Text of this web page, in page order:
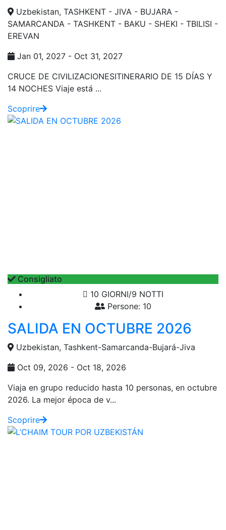
Uzbekistan, TASHKENT - JIVA - BUJARA -
SAMARCANDA - TASHKENT - BAKU - SHEKI - TBILISI -
EREVAN
Jan 01, 2027 - Oct 31, 2027
CRUCE DE CIVILIZACIONESITINERARIO DE 15 DÍAS Y
14 NOCHES Viaje está ...
Scoprire
Consigliato
10 GIORNI/9 NOTTI
Persone: 10
SALIDA EN OCTUBRE 2026
Uzbekistan, Tashkent-Samarcanda-Bujará-Jiva
Oct 09, 2026 - Oct 18, 2026
Viaja en grupo reducido hasta 10 personas, en octubre
2026. La mejor época de v...
Scoprire